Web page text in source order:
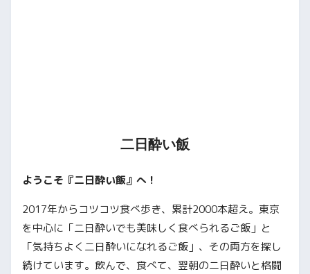
二日酔い飯
ようこそ『二日酔い飯』へ！
2017年からコツコツ食べ歩き、累計2000本超え。東京
を中心に「二日酔いでも美味しく食べられるご飯」と
「気持ちよく二日酔いになれるご飯」、その両方を探し
続けています。飲んで、食べて、翌朝の二日酔いと格闘